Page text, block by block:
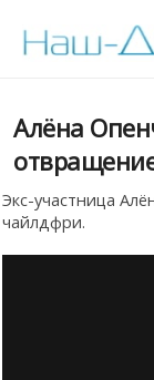
Алёна
Экс-участница
чайлдфри.